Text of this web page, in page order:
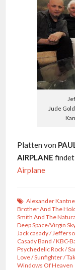
Jude
Platten von
AIRPLANE
Airplane
Alexander
Brother And The
Smith And The
Deep Space/Virgin
Jack casady/
Casady Band /KBC-
Psychedelic Rock/
Love/Sunfighter/
Windows Of Heaven